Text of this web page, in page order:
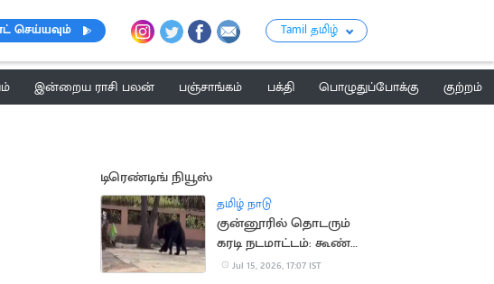
செய்யவும் Tamil தமிழ்
இன்றைய ராசி பலன் பஞ்சாங்கம் பக்தி பொழுதுப்போக்கு
குற்றம்
டிரெண்டிங் நியூஸ்
தமிழ் நாடு
குன்னூரில் தொடரும்
கரடி நடமாட்டம்: கூண்டு
வைக்க பொதுமக்கள்
Jul 15, 2026, 17:07 IST